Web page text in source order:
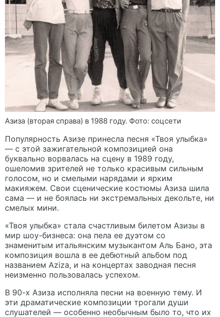
Азиза (вторая справа) в 1988 году. Фото: соцсети
Популярность Азизе принесла песня «Твоя улыбка»
— с этой зажигательной композицией она
буквально ворвалась на сцену в 1989 году,
ошеломив зрителей не только красивым сильным
голосом, но и смелыми нарядами и ярким
макияжем. Свои сценические костюмы Азиза шила
сама — и не боялась ни экстремальных декольте, ни
смелых мини.
«Твоя улыбка» стала счастливым билетом Азизы в
мир шоу-бизнеса: она пела ее дуэтом со
знаменитым итальянским музыкантом Аль Бано, эта
композиция вошла в ее дебютный альбом под
названием Aziza, и на концертах заводная песня
неизменно пользовалась успехом.
В 90-х Азиза исполняла песни на военную тему. И
эти драматические композиции трогали души
слушателей — особенно необычным было то, что их